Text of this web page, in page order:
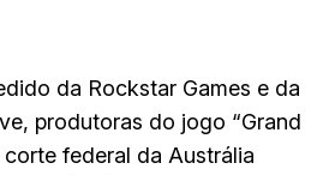
da Rockstar Games e da
produtoras do jogo “Grand
federal da Austrália